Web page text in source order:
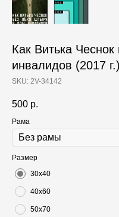
Как Витька
инвалидов (2017 г.)
SKU: 2V-34142
500 р.
Рама
Размер
30х40
40х60
50х70